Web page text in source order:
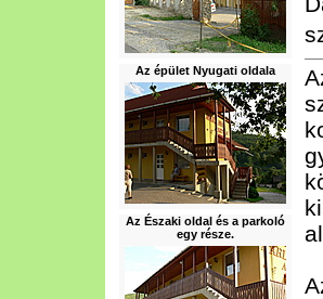
Az épület Nyugati oldala
Az Északi oldal és a parkoló
egy része.